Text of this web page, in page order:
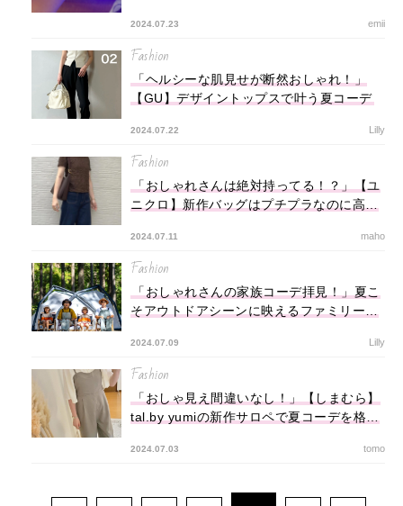
2024.07.23 emii
Fashion
「ヘルシーな肌見せが断然おしゃれ！」
【GU】デザイントップスで叶う夏コーデ
2024.07.22 Lilly
Fashion
「おしゃれさんは絶対持ってる！？」【ユ
ニクロ】新作バッグはプチプラなのに高見
2024.07.11 maho
Fashion
「おしゃれさんの家族コーデ拝見！」夏こ
そアウトドアシーンに映えるファミリーリ
2024.07.09 Lilly
Fashion
「おしゃ見え間違いなし！」【しまむら】
tal.by yumiの新作サロペで夏コーデを格上
2024.07.03 tomo